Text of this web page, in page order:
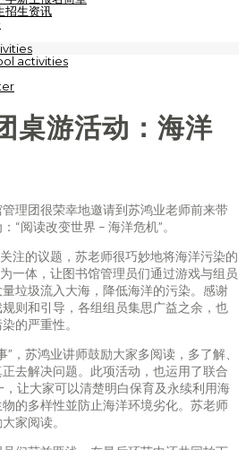
招生资讯
activities
桌游活动：海洋
理团很荣幸地邀请到苏鸿业老师前来带
“阅读改变世界 – 海洋危机”。
注的议题，苏老师很巧妙地将海洋污染的
一体，让图书馆管理员们通过游戏与组员
垃圾流入大海，降低海洋的污染。感谢
则和引导，各组组员集思广益之余，也
的严重性。
，苏鸿业讲师鼓励大家多阅读，多了解、
去解决问题。此项活动，也运用了联合
让大家可以清楚明白保育及永续利用海
的多样性並防止海洋环境劣化。苏老师
家阅读。